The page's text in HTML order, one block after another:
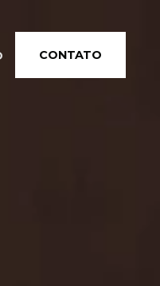
CONTATO